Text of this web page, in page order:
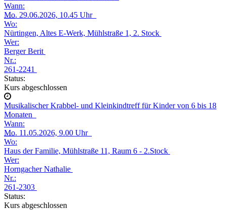
Wann:
Mo. 29.06.2026, 10.45 Uhr
Wo:
Nürtingen, Altes E-Werk, Mühlstraße 1, 2. Stock
Wer:
Berger Berit
Nr.:
261-2241
Status:
Kurs abgeschlossen
Musikalischer Krabbel- und Kleinkindtreff für Kinder von 6 bis 18
Monaten
Wann:
Mo. 11.05.2026, 9.00 Uhr
Wo:
Haus der Familie, Mühlstraße 11, Raum 6 - 2.Stock
Wer:
Horngacher Nathalie
Nr.:
261-2303
Status:
Kurs abgeschlossen